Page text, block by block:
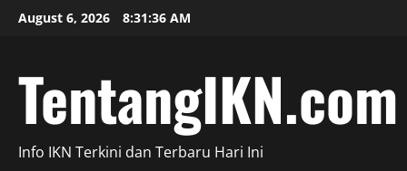
SkipAugust 6, 2026 8:31:37 AM
TentangIKN.com
Info IKN Terkini dan Terbaru Hari Ini